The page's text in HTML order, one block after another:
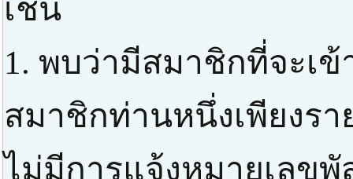
เช่น
1. พบว่ามีสมาชิกที่จะเ
สมาชิกท่านหนึ่งเพียงรา
ไม่มีการแจ้งหมายเลข